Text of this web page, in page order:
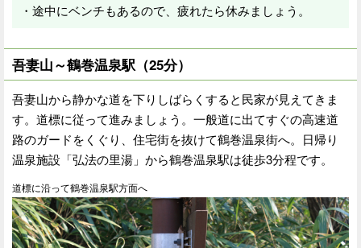
・途中にベンチもあるので、疲れたら休みましょう。
吾妻山～鶴巻温泉駅（25分）
吾妻山から静かな道を下りしばらくすると民家が見えてきま
す。道標に従って進みましょう。一般道に出てすぐの高速道
路のガードをくぐり、住宅街を抜けて鶴巻温泉街へ。日帰り
温泉施設「弘法の里湯」から鶴巻温泉駅は徒歩3分程です。
道標に沿って鶴巻温泉駅方面へ